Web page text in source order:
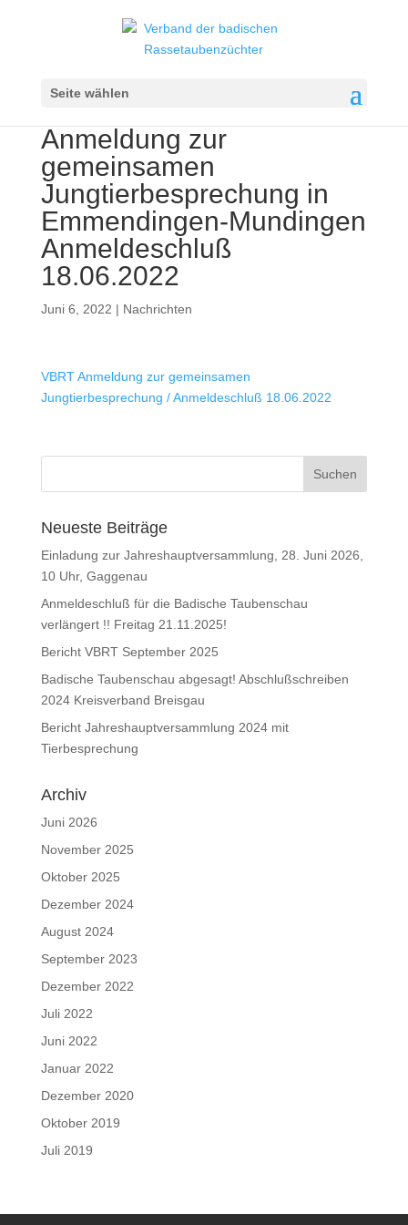
Seite wählen
Anmeldung zur
gemeinsamen
Jungtierbesprechung in
Emmendingen-Mundingen
Anmeldeschluß
18.06.2022
Juni 6, 2022 | Nachrichten
VBRT Anmeldung zur gemeinsamen
Jungtierbesprechung / Anmeldeschluß 18.06.2022
Neueste Beiträge
Einladung zur Jahreshauptversammlung, 28. Juni 2026,
10 Uhr, Gaggenau
Anmeldeschluß für die Badische Taubenschau
verlängert !! Freitag 21.11.2025!
Bericht VBRT September 2025
Badische Taubenschau abgesagt! Abschlußschreiben
2024 Kreisverband Breisgau
Bericht Jahreshauptversammlung 2024 mit
Tierbesprechung
Archiv
Juni 2026
November 2025
Oktober 2025
Dezember 2024
August 2024
September 2023
Dezember 2022
Juli 2022
Juni 2022
Januar 2022
Dezember 2020
Oktober 2019
Juli 2019